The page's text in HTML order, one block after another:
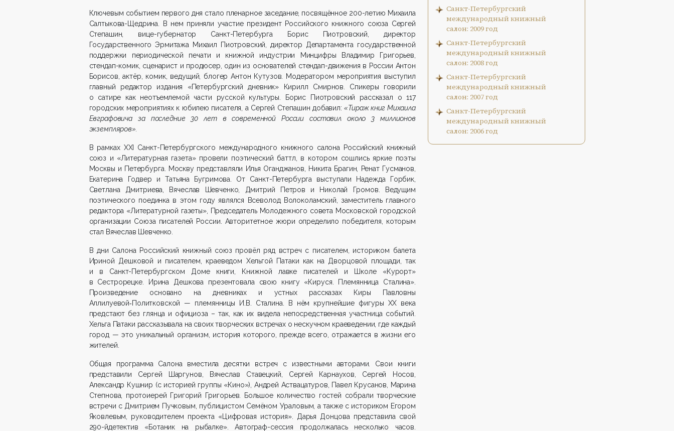
Ключевым событием первого дня стало пленарное заседание, посвящённое 200-летию Михаила
Салтыкова-Щедрина. В нем приняли участие президент Российского книжного союза Сергей
Степашин, вице-губернатор Санкт-Петербурга Борис Пиотровский, директор
Государственного Эрмитажа Михаил Пиотровский, директор Департамента государственной
поддержки периодической печати и книжной индустрии Минцифры Владимир Григорьев,
стендап-комик, сценарист и продюсер, один из основателей стендап-движения в России Антон
Борисов, актёр, комик, ведущий, блогер Антон Кутузов. Модератором мероприятия выступил
главный редактор издания «Петербургский дневник» Кирилл Смирнов. Спикеры говорили
о сатире как неотъемлемой части русской культуры. Борис Пиотровский рассказал о 117
городских мероприятиях к юбилею писателя, а Сергей Степашин добавил:«Тираж книг Михаила
Евграфовича за последние 30 лет в современной России составил около 3 миллионов
экземпляров».
В рамках XXI Санкт-Петербургского международного книжного салона Российский книжный
союз и «Литературная газета» провели поэтический баттл, в котором сошлись яркие поэты
Москвы и Петербурга. Москву представляли Илья Оганджанов, Никита Брагин, Ренат Гусманов,
Екатерина Годвер и Татьяна Бугримова. От Санкт-Петербурга выступали Надежда Горбик,
Светлана Дмитриева, Вячеслав Шевченко, Дмитрий Петров и Николай Громов. Ведущим
поэтического поединка в этом году являлся Всеволод Волоколамский, заместитель главного
редактора «Литературной газеты», Председатель Молодежного совета Московской городской
организации Союза писателей России. Авторитетное жюри определило победителя, которым
стал Вячеслав Шевченко.
В дни Салона Российский книжный союз провёл ряд встреч с писателем, историком балета
Ириной Дешковой и писателем, краеведом Хельгой Патаки как на Дворцовой площади, так
и в Санкт-Петербургском Доме книги, Книжной лавке писателей и Школе «Курорт»
в Сестрорецке. Ирина Дешкова презентовала свою книгу «Кируся. Племянница Сталина».
Произведение основано на дневниках и устных рассказах Киры Павловны
Аллилуевой‑Политковской — племянницы И.В. Сталина. В нём крупнейшие фигуры XX века
предстают без глянца и официоза – так, как их видела непосредственная участница событий.
Хельга Патаки рассказывала на своих творческих встречах о нескучном краеведении, где каждый
город — это уникальный организм, история которого, прежде всего, отражается в жизни его
жителей.
Общая программа Салона вместила десятки встреч с известными авторами. Свои книги
представили Сергей Шаргунов, Вячеслав Ставецкий, Сергей Карнаухов, Сергей Носов,
Александр Кушнир (с историей группы «Кино»), Андрей Аствацатуров, Павел Крусанов, Марина
Степнова, протоиерей Григорий Григорьев. Большое количество гостей собрали творческие
встречи с Дмитрием Пучковым, публицистом Семёном Ураловым, а также с историком Егором
Яковлевым, руководителем проекта «Цифровая история». Дарья Донцова представила свой
290-йдетектив «Ботаник на рыбалке». Автограф-сессия продолжалась несколько часов.
Санкт-Петербургский
международный книжный
салон: 2009 год
Санкт-Петербургский
международный книжный
салон: 2008 год
Санкт-Петербургский
международный книжный
салон: 2007 год
Санкт-Петербургский
международный книжный
салон: 2006 год